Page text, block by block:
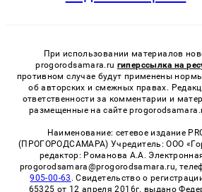
При использовании материалов
progorodsamara.ru гиперссылка на
противном случае будут применены
об авторских и смежных правах.
ответственности за комментарии и
размещенные на сайте
Наименование: сетевое издание
(ПРОГОРОДСАМАРА) Учредитель: ООО
редактор: Романова А.А.
progorodsamara@progorodsamara.ru,
905-00-63 . Свидетельство о
65325 от 12 апреля 2016г. выдано